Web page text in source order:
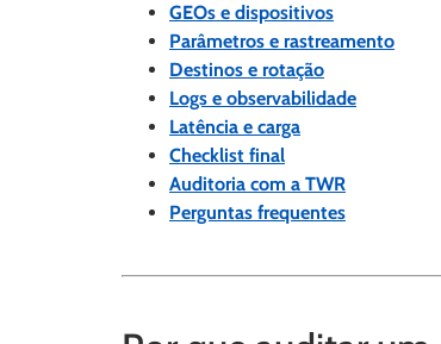
GEOs e dispositivos
Parâmetros e rastreamento
Destinos e rotação
Logs e observabilidade
Latência e carga
Checklist final
Auditoria com a TWR
Perguntas frequentes